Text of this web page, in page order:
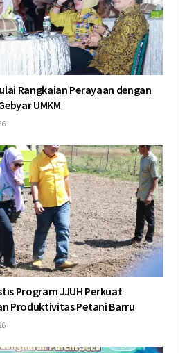
Rangkaian Perayaan dengan
UMKM
Program JJUH Perkuat
Produktivitas Petani Barru